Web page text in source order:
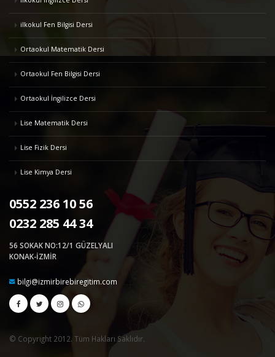
ilkokul Fen Bilgisi Dersi
Ortaokul Matematik Dersi
Ortaokul Fen Bilgisi Dersi
Ortaokul İngilizce Dersi
Lise Matematik Dersi
Lise Fizik Dersi
Lise Kimya Dersi
0552 236 10 56
0232 285 44 34
56 SOKAK NO:12/1 GÜZELYALI
KONAK-İZMİR
bilgi@izmirbirebiregitim.com
© Copyright 2012. Tüm Hakları Saklıdır.